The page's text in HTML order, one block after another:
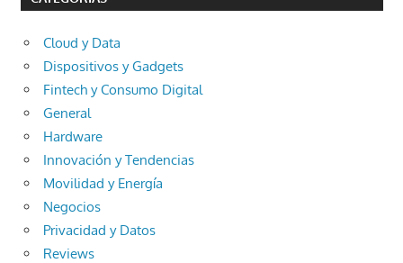
Cloud y Data
Dispositivos y Gadgets
Fintech y Consumo Digital
General
Hardware
Innovación y Tendencias
Movilidad y Energía
Negocios
Privacidad y Datos
Reviews